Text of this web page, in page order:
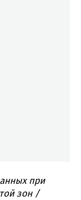
при
зон /